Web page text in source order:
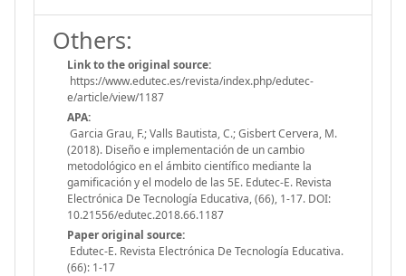
Others:
Link to the original source:
https://www.edutec.es/revista/index.php/edutec-
e/article/view/1187
APA:
Garcia Grau, F.; Valls Bautista, C.; Gisbert Cervera, M.
(2018). Diseño e implementación de un cambio
metodológico en el ámbito científico mediante la
gamificación y el modelo de las 5E. Edutec-E. Revista
Electrónica De Tecnología Educativa, (66), 1-17. DOI:
10.21556/edutec.2018.66.1187
Paper original source:
Edutec-E. Revista Electrónica De Tecnología Educativa.
(66): 1-17